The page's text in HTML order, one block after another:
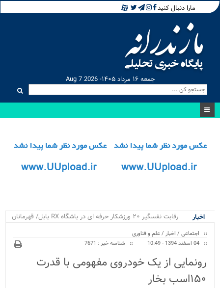
مارا دنبال کنید
جمعه ۱۶ مرداد ۱۴۰۵- Aug 7 2026
اخبار
رقابت نفسگیر ۲۰ ورزشکار حرفه ای در باشگاه RX بابل/ قهرمانان
اجتماعی / اخبار / علم و فناوری
04 اسفند 1394 - 10:49
شناسه خبر : 7671
رونمایی از یک خودروی مفهومی با قدرت
۱۵۰اسب بخار